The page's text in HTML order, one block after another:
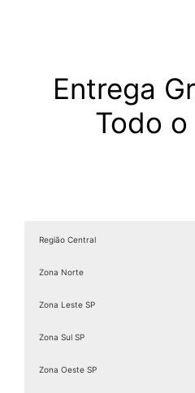
Entrega
Todo o
Região Central
Zona Norte
Zona Leste SP
Zona Sul SP
Zona Oeste SP